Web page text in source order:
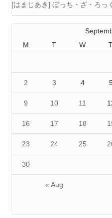
[はまじあき] ぼっち・ざ・ろっ
M
T W
« Aug
2 3 4
9 10 11
16 17 18
23 24 25
30